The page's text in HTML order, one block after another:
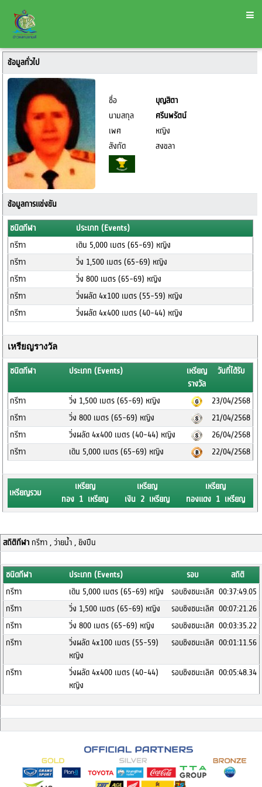
ข้อมูลทั่วไป
ชื่อ
บุญสิตา
นามสกุล
ศรีนพรัตน์
เพศ
หญิง
สังกัด
สงขลา
ข้อมูลการแข่งขัน
ชนิดกีฬา
ประเภท (Events)
กรีฑา
เดิน 5,000 เมตร (65-69) หญิง
กรีฑา
วิ่ง 1,500 เมตร (65-69) หญิง
กรีฑา
วิ่ง 800 เมตร (65-69) หญิง
กรีฑา
วิ่งผลัด 4x100 เมตร (55-59) หญิง
กรีฑา
วิ่งผลัด 4x400 เมตร (40-44) หญิง
เหรียญรางวัล
ชนิดกีฬา ประเภท (Events)
เหรียญ
รางวัล
วันที่ได้รับ
กรีฑา วิ่ง 1,500 เมตร (65-69) หญิง
23/04/2568
กรีฑา
วิ่ง 800 เมตร (65-69) หญิง
21/04/2568
กรีฑา
วิ่งผลัด 4x400 เมตร (40-44) หญิง
26/04/2568
กรีฑา
เดิน 5,000 เมตร (65-69) หญิง 22/04/2568
เหรียญรวม
เหรียญ
ทอง 1 เหรียญ
เหรียญ
เงิน 2 เหรียญ
เหรียญ
ทองแดง 1 เหรียญ
สถิติกีฬากรีฑา , ว่ายน้ำ , ยิงปืน
ชนิดกีฬา ประเภท (Events) รอบ
สถิติ
กรีฑา
เดิน 5,000 เมตร (65-69) หญิง รอบชิงชนะเลิศ 00:37:49.05
กรีฑา
วิ่ง 1,500 เมตร (65-69) หญิง รอบชิงชนะเลิศ 00:07:21.26
กรีฑา
วิ่ง 800 เมตร (65-69) หญิง รอบชิงชนะเลิศ 00:03:35.22
กรีฑา
วิ่งผลัด 4x100 เมตร (55-59)
หญิง
รอบชิงชนะเลิศ 00:01:11.56
กรีฑา
วิ่งผลัด 4x400 เมตร (40-44)
หญิง
รอบชิงชนะเลิศ 00:05:48.34